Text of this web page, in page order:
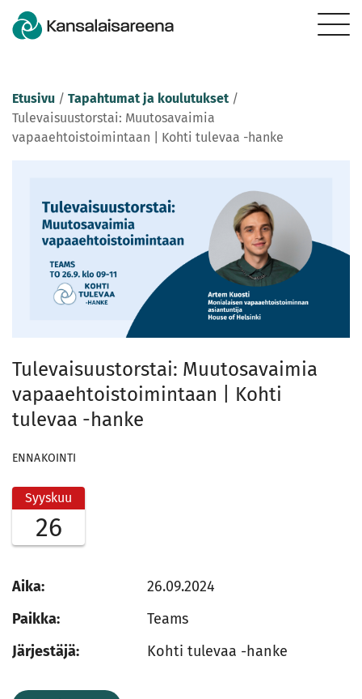
Etusivu / Tapahtumat ja koulutukset /
Tulevaisuustorstai: Muutosavaimia
vapaaehtoistoimintaan | Kohti tulevaa -hanke
Tulevaisuustorstai: Muutosavaimia
vapaaehtoistoimintaan | Kohti
tulevaa -hanke
ENNAKOINTI
Syyskuu
26
Aika:
26.09.2024
Paikka:
Teams
Järjestäjä:
Kohti tulevaa -hanke